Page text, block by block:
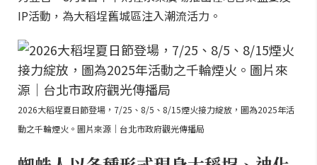
IP活動，為大稻埕舊城區注入潮流活力。
2026大稻埕夏日節登場，7/25、8/5、8/15煙火接力綻放，圖為2025年活
動之千輪煙火。圖片來源｜台北市政府觀光傳播局